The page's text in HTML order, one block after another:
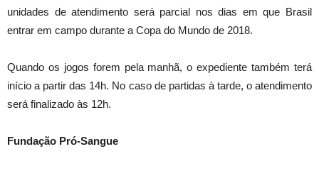
unidades de atendimento será parcial nos dias em que Brasil
entrar em campo durante a Copa do Mundo de 2018.
Quando os jogos forem pela manhã, o expediente também terá
início a partir das 14h. No caso de partidas à tarde, o atendimento
será finalizado às 12h.
Fundação Pró-Sangue